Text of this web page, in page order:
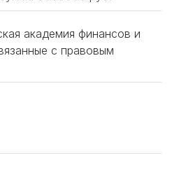
академия финансов и
с правовым